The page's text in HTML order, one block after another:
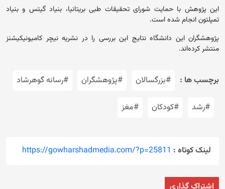
این پژوهش با حمایت شورای تحقیقات طبی بریتانیا، بنیاد گیتس و بنیاد
تمپلتون انجام شده است.
پژوهشگران این دانشگاه نتایج این بررسی را در نشریه نیچر کامیونیکیشنز
منتشر کرده‌اند.
برچسب ها : #بزرگسالان #پژوهشگران #رسانه گوهرشاد
#رشد #کودکان #مغز
لینک کوتاه : https://gowharshadmedia.com/?p=25811